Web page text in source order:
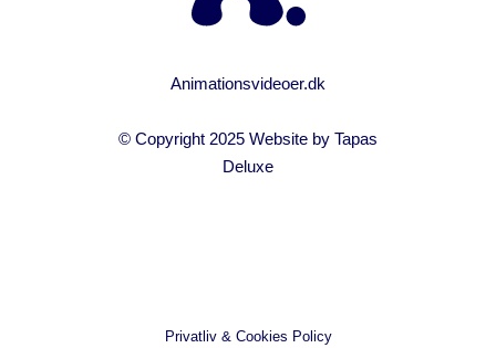
Animationsvideoer.dk
© Copyright 2025 Website by Tapas
Deluxe
Privatliv & Cookies Policy